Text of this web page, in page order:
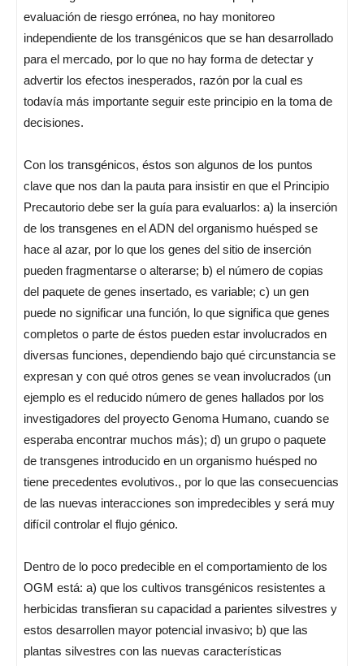
evaluación de riesgo errónea, no hay monitoreo
independiente de los transgénicos que se han desarrollado
para el mercado, por lo que no hay forma de detectar y
advertir los efectos inesperados, razón por la cual es
todavía más importante seguir este principio en la toma de
decisiones.
Con los transgénicos, éstos son algunos de los puntos
clave que nos dan la pauta para insistir en que el Principio
Precautorio debe ser la guía para evaluarlos: a) la inserción
de los transgenes en el ADN del organismo huésped se
hace al azar, por lo que los genes del sitio de inserción
pueden fragmentarse o alterarse; b) el número de copias
del paquete de genes insertado, es variable; c) un gen
puede no significar una función, lo que significa que genes
completos o parte de éstos pueden estar involucrados en
diversas funciones, dependiendo bajo qué circunstancia se
expresan y con qué otros genes se vean involucrados (un
ejemplo es el reducido número de genes hallados por los
investigadores del proyecto Genoma Humano, cuando se
esperaba encontrar muchos más); d) un grupo o paquete
de transgenes introducido en un organismo huésped no
tiene precedentes evolutivos., por lo que las consecuencias
de las nuevas interacciones son impredecibles y será muy
difícil controlar el flujo génico.
Dentro de lo poco predecible en el comportamiento de los
OGM está: a) que los cultivos transgénicos resistentes a
herbicidas transfieran su capacidad a parientes silvestres y
estos desarrollen mayor potencial invasivo; b) que las
plantas silvestres con las nuevas características